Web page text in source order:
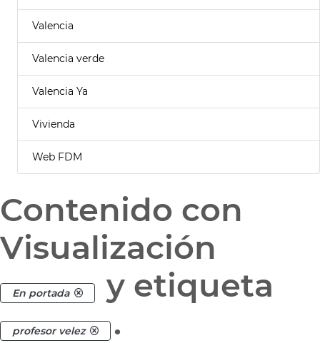
Valencia
Valencia verde
Valencia Ya
Vivienda
Web FDM
Contenido con
Visualización
En portada y etiqueta
profesor velez .